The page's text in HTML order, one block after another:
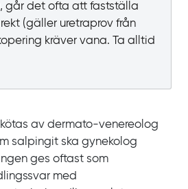
går det ofta att fastställa
(gäller uretraprov från
kräver vana. Ta alltid
av dermato-venereolog
salpingit ska gynekolog
ges oftast som
med